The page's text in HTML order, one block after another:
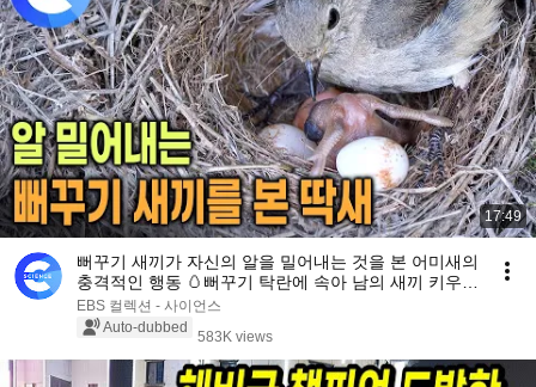
17:49
뻐꾸기 새끼가 자신의 알을 밀어내는 것을 본 어미새의
충격적인 행동 🥚뻐꾸기 탁란에 속아 남의 새끼 키우는
딱새 | 다큐프라임
EBS 컬렉션 - 사이언스
Auto-dubbed
583K views